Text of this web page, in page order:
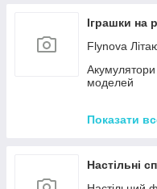
Іграшки на
Flynova
моделей
Показати
Настільні